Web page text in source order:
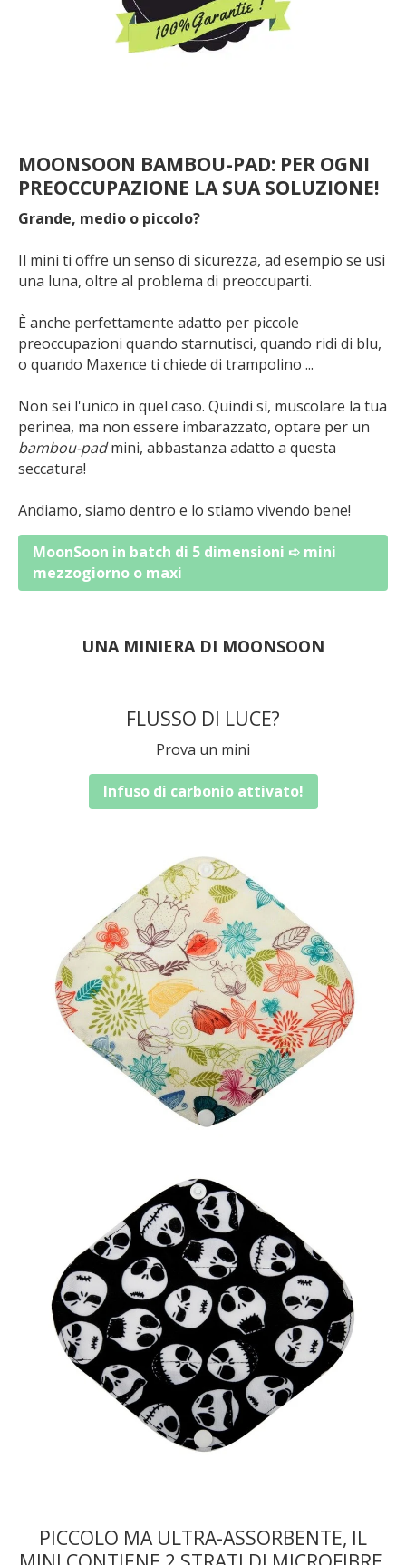
MOONSOON BAMBOU-PAD: PER OGNI
PREOCCUPAZIONE LA SUA SOLUZIONE!
Grande, medio o piccolo?
Il mini ti offre un senso di sicurezza, ad esempio se usi
una luna, oltre al problema di preoccuparti.
È anche perfettamente adatto per piccole
preoccupazioni quando starnutisci, quando ridi di blu,
o quando Maxence ti chiede di trampolino ...
Non sei l'unico in quel caso. Quindi sì, muscolare la tua
perinea, ma non essere imbarazzato, optare per un
bambou-padmini, abbastanza adatto a questa
seccatura!
Andiamo, siamo dentro e lo stiamo vivendo bene!
MoonSoon in batch di 5 dimensioni ➪ mini
mezzogiorno o maxi
UNA MINIERA DI MOONSOON
FLUSSO DI LUCE?
Prova un mini
Infuso di carbonio attivato!
PICCOLO MA ULTRA-ASSORBENTE, IL